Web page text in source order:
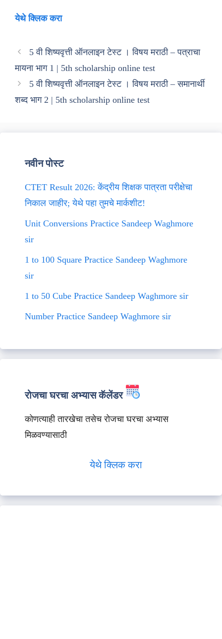
येथे क्लिक करा
5 वी शिष्यवृत्ती ऑनलाइन टेस्ट । विषय मराठी – पत्राचा
मायना भाग 1 | 5th scholarship online test
5 वी शिष्यवृत्ती ऑनलाइन टेस्ट । विषय मराठी – समानार्थी
शब्द भाग 2 | 5th scholarship online test
नवीन पोस्ट
CTET Result 2026: केंद्रीय शिक्षक पात्रता परीक्षेचा
निकाल जाहीर; येथे पहा तुमचे मार्कशीट!
Unit Conversions Practice Sandeep Waghmore
sir
1 to 100 Square Practice Sandeep Waghmore
sir
1 to 50 Cube Practice Sandeep Waghmore sir
Number Practice Sandeep Waghmore sir
रोजचा घरचा अभ्यास कॅलेंडर
कोणत्याही तारखेचा तसेच रोजचा घरचा अभ्यास
मिळवण्यासाठी
येथे क्लिक करा